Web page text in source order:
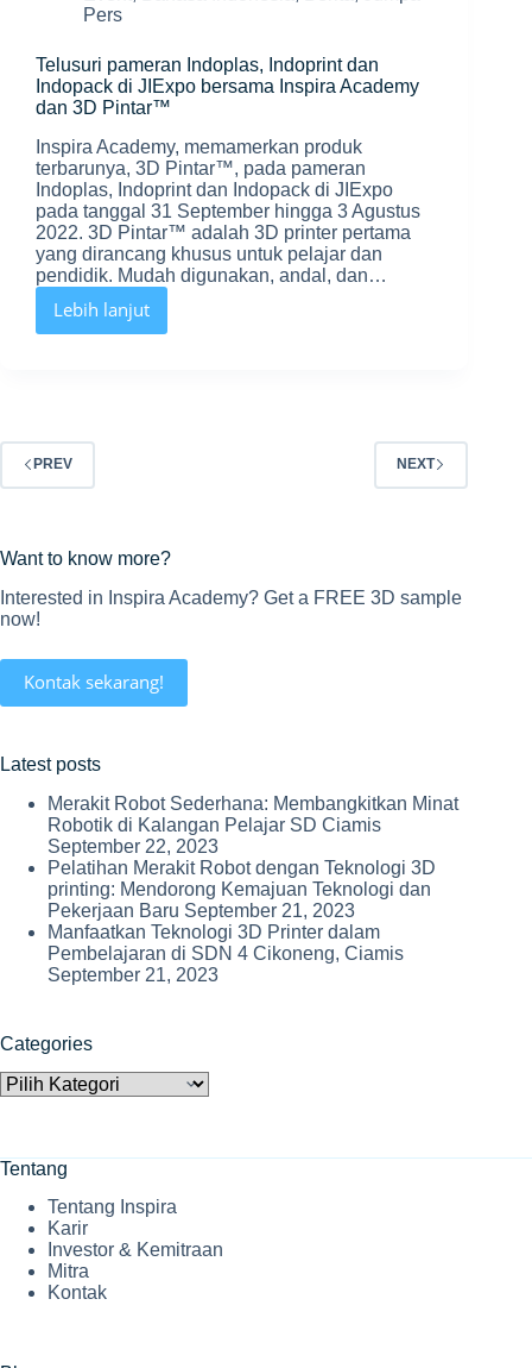
Pers
Telusuri pameran Indoplas, Indoprint dan
Indopack di JIExpo bersama Inspira Academy
dan 3D Pintar™
Inspira Academy, memamerkan produk
terbarunya, 3D Pintar™, pada pameran
Indoplas, Indoprint dan Indopack di JIExpo
pada tanggal 31 September hingga 3 Agustus
2022. 3D Pintar™ adalah 3D printer pertama
yang dirancang khusus untuk pelajar dan
pendidik. Mudah digunakan, andal, dan…
Lebih lanjut
Telusuri
pameran
3D
PREV NEXT
Want to know more?
Interested in Inspira Academy? Get a FREE 3D sample
now!
Kontak sekarang!
Latest posts
Merakit Robot Sederhana: Membangkitkan Minat
Robotik di Kalangan Pelajar SD Ciamis
September 22, 2023
Pelatihan Merakit Robot dengan Teknologi 3D
printing: Mendorong Kemajuan Teknologi dan
Pekerjaan Baru September 21, 2023
Manfaatkan Teknologi 3D Printer dalam
Pembelajaran di SDN 4 Cikoneng, Ciamis
September 21, 2023
Categories
Categories
Tentang
Tentang Inspira
Karir
Investor & Kemitraan
Mitra
Kontak